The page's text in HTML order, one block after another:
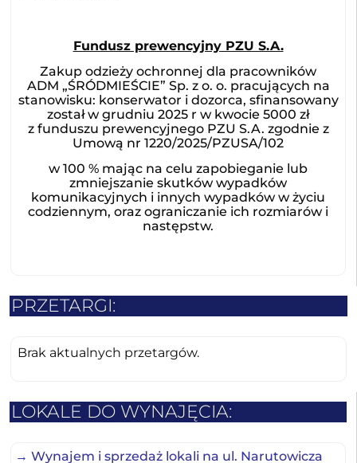
Fundusz prewencyjny PZU S.A.
Zakup odzieży ochronnej dla pracowników
ADM „ŚRÓDMIEŚCIE” Sp. z o. o. pracujących na
stanowisku: konserwator i dozorca, sfinansowany
został w grudniu 2025 r w kwocie 5000 zł
z funduszu prewencyjnego PZU S.A. zgodnie z
Umową nr 1220/2025/PZUSA/102
w 100 % mając na celu zapobieganie lub
zmniejszanie skutków wypadków
komunikacyjnych i innych wypadków w życiu
codziennym, oraz ograniczanie ich rozmiarów i
następstw.
PRZETARGI:
Brak aktualnych przetargów.
LOKALE DO WYNAJĘCIA:
→ Wynajem i sprzedaż lokali na ul. Narutowicza